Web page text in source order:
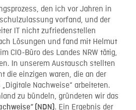
den ich vor Jahren in
vorfand, und der
IT nicht zufriedenstellen
Lösungen und fand mit Helmut
CIO-Büro des Landes NRW tätig,
In unserem Austausch stellten
die einzigen waren, die an der
Nachweise“ arbeiteten.
zu bündeln, gründeten wir das
(NDN). Ein Ergebnis der